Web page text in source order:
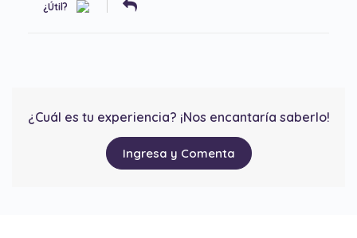
¿Útil?
¿Cuál es tu experiencia? ¡Nos encantaría saberlo!
Ingresa y Comenta